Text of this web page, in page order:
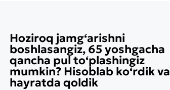
Hoziroq jamg‘arishni
boshlasangiz, 65 yoshgacha
qancha pul to‘plashingiz
mumkin? Hisoblab ko‘rdik va
hayratda qoldik